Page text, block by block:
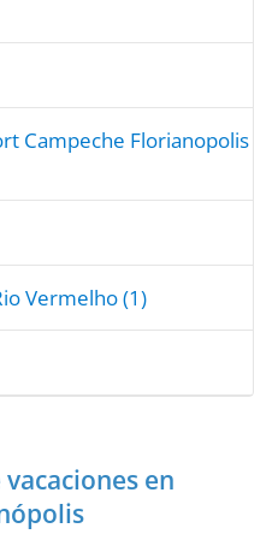
Campeche Florianopolis
Vermelho (1)
en